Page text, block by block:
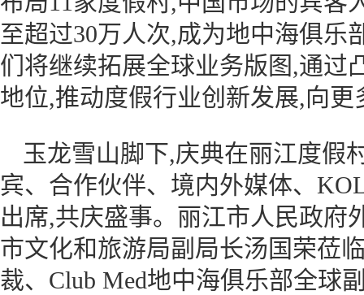
至超过30万人次,成为地中海俱乐
们将继续拓展全球业务版图,通过
地位,推动度假行业创新发展,向
玉龙雪山脚下,庆典在丽江度假
宾、合作伙伴、境内外媒体、
出席,共庆盛事。丽江市人民政府
市文化和旅游局副局长汤国荣莅
裁、Club Med地中海俱乐部全球